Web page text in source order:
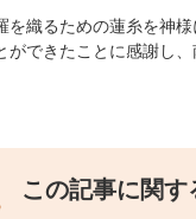
を織るための蓮糸を神
ができたことに感謝し
この記事に関